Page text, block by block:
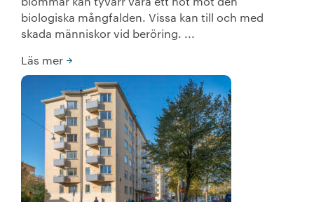
biologiska mångfalden. Vissa kan till och med
skada människor vid beröring. ...
Läs mer